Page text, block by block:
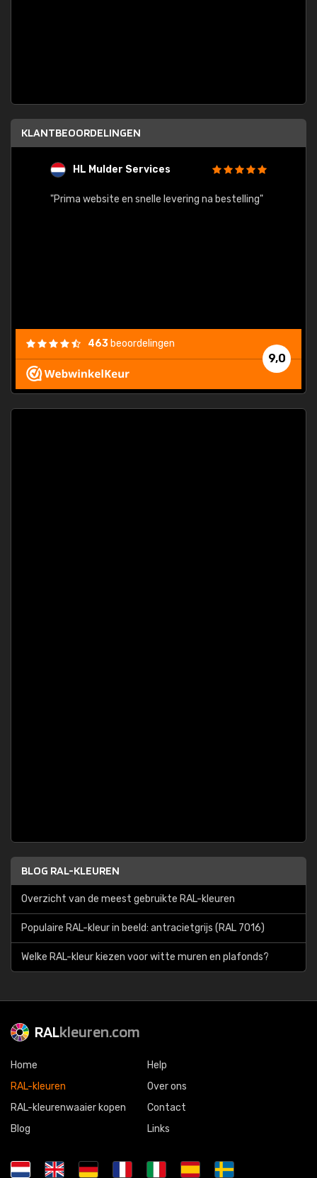
KLANTBEOORDELINGEN
HL Mulder Services
"Prima website en snelle levering na bestelling"
9,0
463 beoordelingen
BLOG RAL-KLEUREN
Overzicht van de meest gebruikte RAL-kleuren
Populaire RAL-kleur in beeld: antracietgrijs (RAL 7016)
Welke RAL-kleur kiezen voor witte muren en plafonds?
RALkleuren.com
Home
RAL-kleuren
RAL-kleurenwaaier kopen
Blog
Help
Over ons
Contact
Links